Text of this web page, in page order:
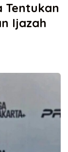
Tentukan
Ijazah